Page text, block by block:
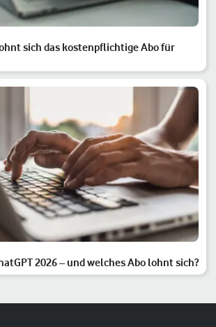
sich das kostenpflichtige Abo für
2026 – und welches Abo lohnt sich?